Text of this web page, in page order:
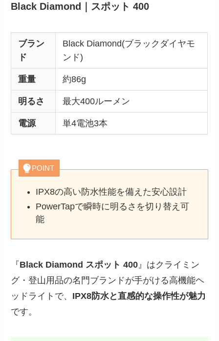
Black Diamond｜スポット 400
ブラン
ド
Black Diamond(ブラックダイヤモ
ンド)
重量 約86g
明るさ 最大400ルーメン
電源 単4電池3本
POINT
IPX8の高い防水性能を備えた安心設計
PowerTapで瞬時に明るさを切り替え可
能
『Black Diamond スポット 400 』はクライミン
グ・登山用品の名門ブランドが手がける高機能ヘ
ッドライトで、 IPX8防水と直感的な操作性が魅力
です。